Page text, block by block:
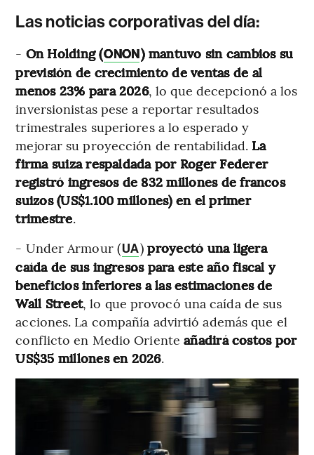
Las noticias corporativas del día:
- On Holding (ONON) mantuvo sin cambios su
previsión de crecimiento de ventas de al
menos 23% para 2026, lo que decepcionó a los
inversionistas pese a reportar resultados
trimestrales superiores a lo esperado y
mejorar su proyección de rentabilidad. La
firma suiza respaldada por Roger Federer
registró ingresos de 832 millones de francos
suizos (US$1.100 millones) en el primer
trimestre.
- Under Armour (UA)proyectó una ligera
caída de sus ingresos para este año fiscal y
beneficios inferiores a las estimaciones de
Wall Street, lo que provocó una caída de sus
acciones. La compañía advirtió además que el
conflicto en Medio Orienteañadirá costos por
US$35 millones en 2026.